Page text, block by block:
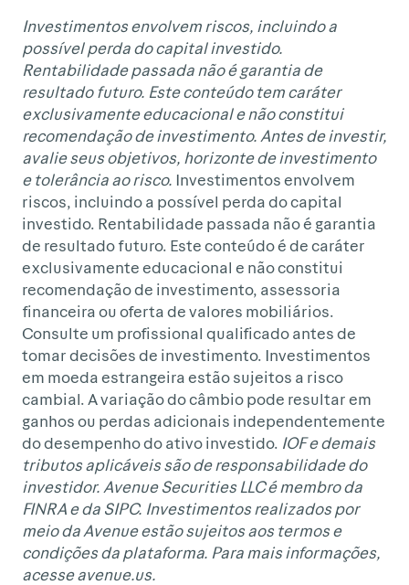
Investimentos envolvem riscos, incluindo a
possível perda do capital investido.
Rentabilidade passada não é garantia de
resultado futuro. Este conteúdo tem caráter
exclusivamente educacional e não constitui
recomendação de investimento. Antes de investir,
avalie seus objetivos, horizonte de investimento
e tolerância ao risco. Investimentos envolvem
riscos, incluindo a possível perda do capital
investido. Rentabilidade passada não é garantia
de resultado futuro. Este conteúdo é de caráter
exclusivamente educacional e não constitui
recomendação de investimento, assessoria
financeira ou oferta de valores mobiliários.
Consulte um profissional qualificado antes de
tomar decisões de investimento. Investimentos
em moeda estrangeira estão sujeitos a risco
cambial. A variação do câmbio pode resultar em
ganhos ou perdas adicionais independentemente
do desempenho do ativo investido. IOF e demais
tributos aplicáveis são de responsabilidade do
investidor. Avenue Securities LLC é membro da
FINRA e da SIPC. Investimentos realizados por
meio da Avenue estão sujeitos aos termos e
condições da plataforma. Para mais informações,
acesse avenue.us.